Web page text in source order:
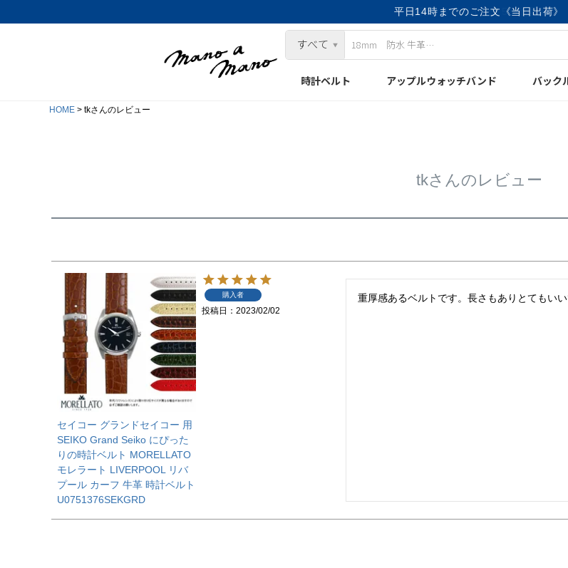
平日14時までのご注文《当日出荷》
時計ベルト アップルウォッチバンド バック
HOME tkさんのレビュー
tkさんのレビュー
セイコー グランドセイコー 用
SEIKO Grand Seiko にぴった
りの時計ベルト MORELLATO
モレラート LIVERPOOL リバ
プール カーフ 牛革 時計ベルト
U0751376SEKGRD
購入者
投稿日 2023/02/02
重厚感あるベルトです。長さもありとてもいい